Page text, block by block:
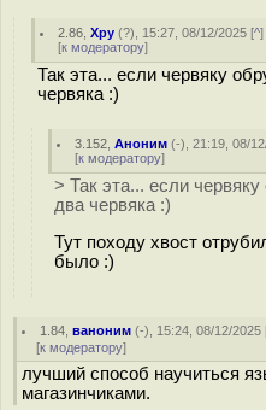
2.86 ,Хру (?), 15:27, 08/12/2025 [^]
[к модератору]
Так эта... если червяку
червяка :)
3.152 ,Аноним (-), 21:19, 08/
[к модератору]
> Так эта... если
два червяка :)
Тут походу хвост
было :)
1.84 ,ваноним (-), 15:24, 08/12/2025
[к модератору]
лучший способ научиться
магазинчиками.